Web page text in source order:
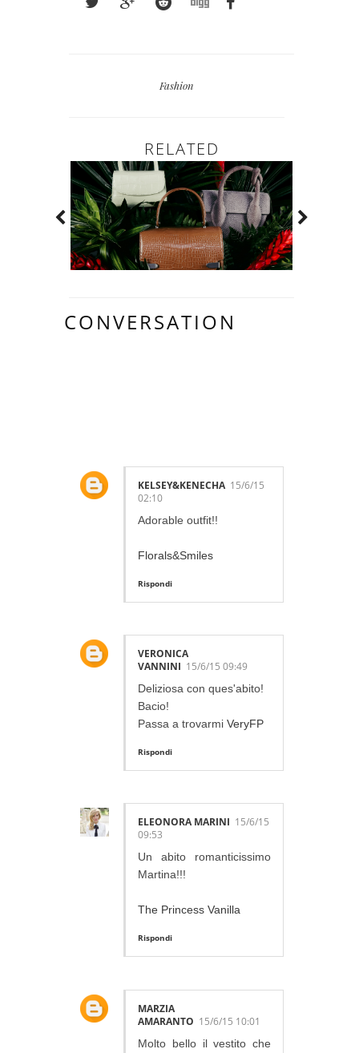
Fashion
RELATED
CONVERSATION
KELSEY&KENECHA 15/6/15
02:10
Adorable outfit!!
Florals&Smiles
Rispondi
VERONICA
VANNINI 15/6/15 09:49
Deliziosa con ques'abito!
Bacio!
Passa a trovarmi VeryFP
Rispondi
ELEONORA MARINI 15/6/15
09:53
Un abito romanticissimo
Martina!!!
The Princess Vanilla
Rispondi
MARZIA
AMARANTO 15/6/15 10:01
Molto bello il vestito che